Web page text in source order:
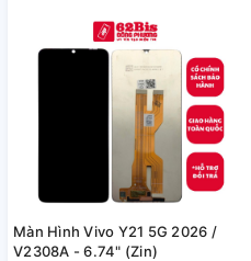
Màn Hình Vivo Y21 5G 2026 /
V2308A - 6.74" (Zin)